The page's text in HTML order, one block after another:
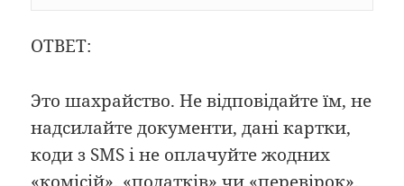
ОТВЕТ:
Это шахрайство. Не відповідайте їм, не
надсилайте документи, дані картки,
коди з SMS і не оплачуйте жодних
«комісій», «податків» чи «перевірок».